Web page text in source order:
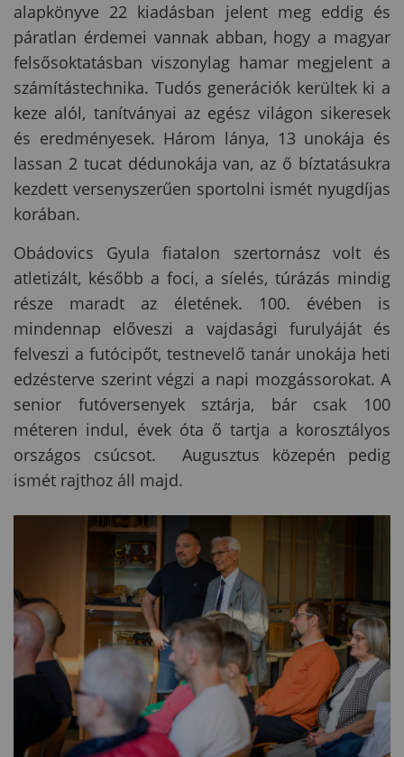
alapkönyve 22 kiadásban jelent meg eddig és
páratlan érdemei vannak abban, hogy a magyar
felsősoktatásban viszonylag hamar megjelent a
számítástechnika. Tudós generációk kerültek ki a
keze alól, tanítványai az egész világon sikeresek
és eredményesek. Három lánya, 13 unokája és
lassan 2 tucat dédunokája van, az ő bíztatásukra
kezdett versenyszerűen sportolni ismét nyugdíjas
korában.
Obádovics Gyula fiatalon szertornász volt és
atletizált, később a foci, a síelés, túrázás mindig
része maradt az életének. 100. évében is
mindennap előveszi a vajdasági furulyáját és
felveszi a futócipőt, testnevelő tanár unokája heti
edzésterve szerint végzi a napi mozgássorokat. A
senior futóversenyek sztárja, bár csak 100
méteren indul, évek óta ő tartja a korosztályos
országos csúcsot. Augusztus közepén pedig
ismét rajthoz áll majd.